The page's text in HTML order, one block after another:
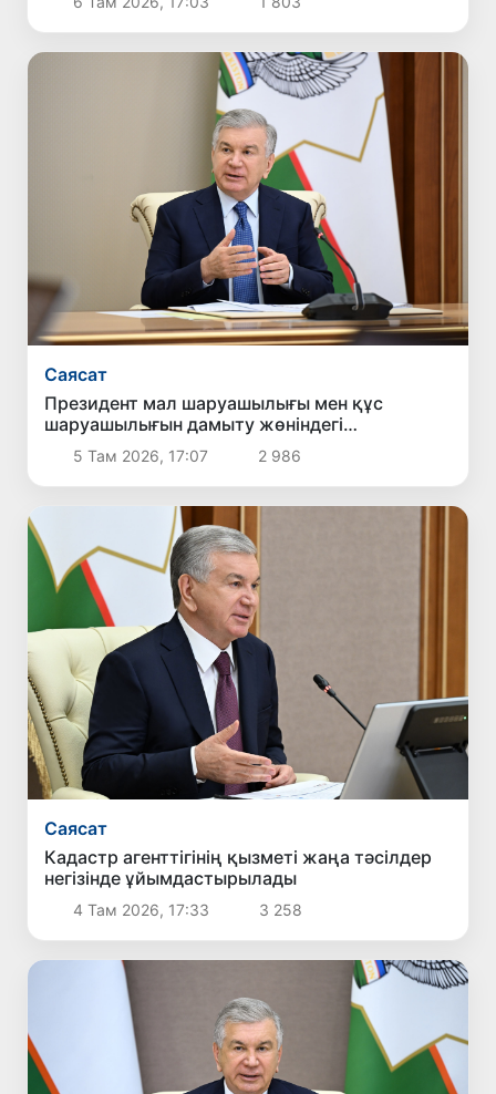
Саясат
Президент мал шаруашылығы мен құс
шаруашылығын дамыту жөніндегі
шаралармен танысты
5 Там 2026, 17:07 2 986
Саясат
Кадастр агенттігінің қызметі жаңа тәсілдер
негізінде ұйымдастырылады
4 Там 2026, 17:33 3 258